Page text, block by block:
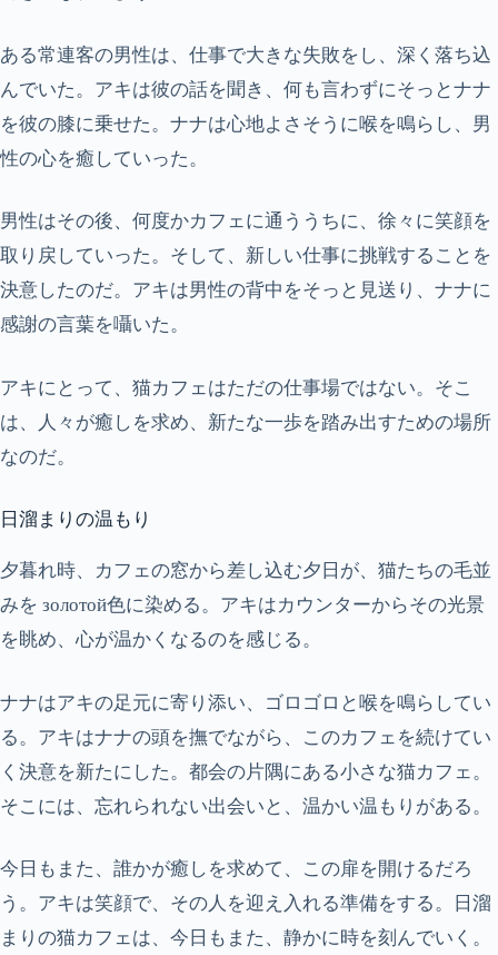
ある常連客の男性は、仕事で大きな失敗をし、深く落ち込
んでいた。アキは彼の話を聞き、何も言わずにそっとナナ
を彼の膝に乗せた。ナナは心地よさそうに喉を鳴らし、男
性の心を癒していった。
男性はその後、何度かカフェに通ううちに、徐々に笑顔を
取り戻していった。そして、新しい仕事に挑戦することを
決意したのだ。アキは男性の背中をそっと見送り、ナナに
感謝の言葉を囁いた。
アキにとって、猫カフェはただの仕事場ではない。そこ
は、人々が癒しを求め、新たな一歩を踏み出すための場所
なのだ。
日溜まりの温もり
夕暮れ時、カフェの窓から差し込む夕日が、猫たちの毛並
みを золотой色に染める。アキはカウンターからその光景
を眺め、心が温かくなるのを感じる。
ナナはアキの足元に寄り添い、ゴロゴロと喉を鳴らしてい
る。アキはナナの頭を撫でながら、このカフェを続けてい
く決意を新たにした。都会の片隅にある小さな猫カフェ。
そこには、忘れられない出会いと、温かい温もりがある。
今日もまた、誰かが癒しを求めて、この扉を開けるだろ
う。アキは笑顔で、その人を迎え入れる準備をする。日溜
まりの猫カフェは、今日もまた、静かに時を刻んでいく。